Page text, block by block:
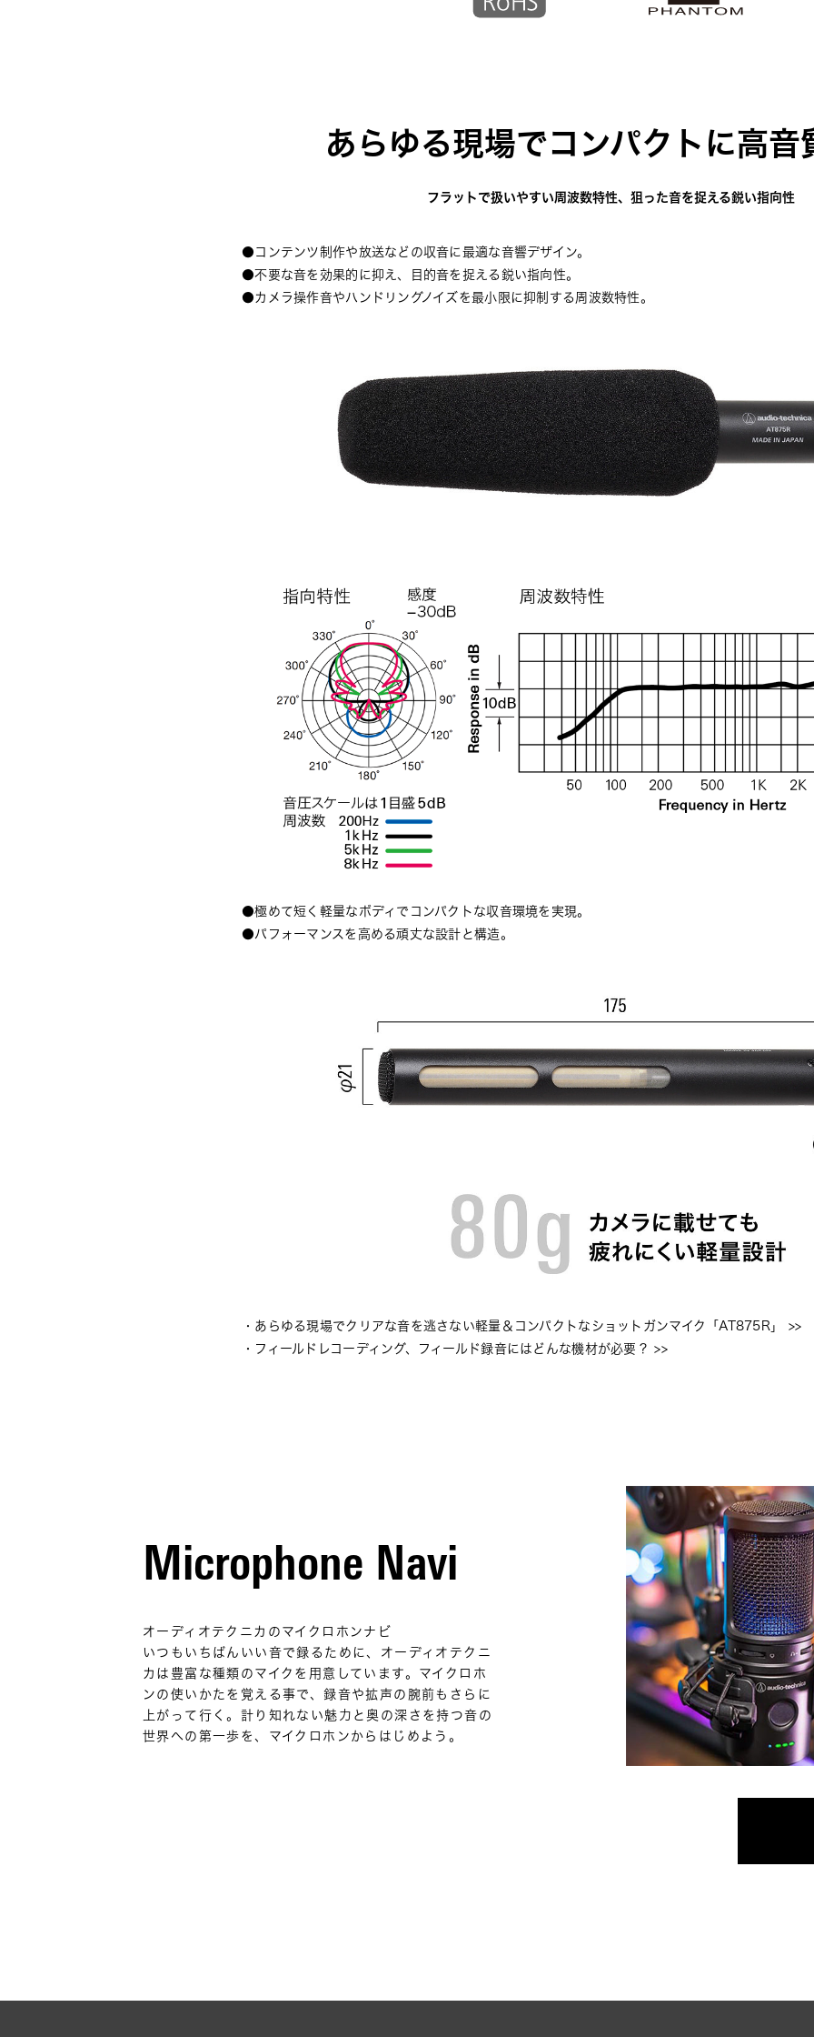
あらゆる現場でコンパクトに高音
フラットで扱いやすい周波数特性、狙った音を捉える鋭い指向性
●コンテンツ制作や放送などの収音に最適な音響デザイン。
●不要な音を効果的に抑え、目的音を捉える鋭い指向性。
●カメラ操作音やハンドリングノイズを最小限に抑制する周波数特性。
●極めて短く軽量なボディでコンパクトな収音環境を実現。
●パフォーマンスを高める頑丈な設計と構造。
・ あらゆる現場でクリアな音を逃さない軽量＆コンパクトなショットガンマイク「AT875R」
>>
・ フィールドレコーディング、フィールド録音にはどんな機材が必要？ >>
Microphone Navi
オーディオテクニカのマイクロホンナビ
いつもいちばんいい音で録るために、オーディオテクニ
カは豊富な種類のマイクを用意しています。マイクロホ
ンの使いかたを覚える事で、録音や拡声の腕前もさらに
上がって行く。計り知れない魅力と奥の深さを持つ音の
世界への第一歩を、マイクロホンからはじめよう。